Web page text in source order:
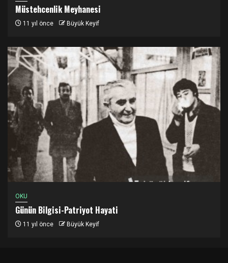
Müstehcenlik Meyhanesi
11 yıl önce Büyük Keyif
OKU
Günün Bilgisi-Patriyot Hayati
11 yıl önce Büyük Keyif